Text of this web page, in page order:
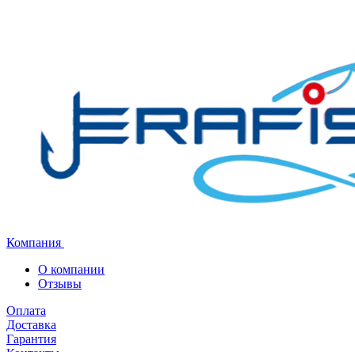
Компания
О компании
Отзывы
Оплата
Доставка
Гарантия